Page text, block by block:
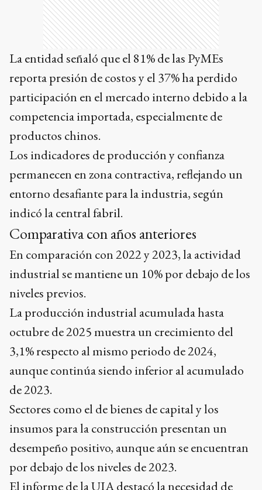
La entidad señaló que el 81% de las PyMEs
reporta presión de costos y el 37% ha perdido
participación en el mercado interno debido a la
competencia importada, especialmente de
productos chinos. ​
Los indicadores de producción y confianza
permanecen en zona contractiva, reflejando un
entorno desafiante para la industria, según
indicó la central fabril.
Comparativa con años anteriores ​
En comparación con 2022 y 2023, la actividad
industrial se mantiene un 10% por debajo de los
niveles previos. ​
La producción industrial acumulada hasta
octubre de 2025 muestra un crecimiento del
3,1% respecto al mismo periodo de 2024,
aunque continúa siendo inferior al acumulado
de 2023. ​
Sectores como el de bienes de capital y los
insumos para la construcción presentan un
desempeño positivo, aunque aún se encuentran
por debajo de los niveles de 2023.
El informe de la UIA destacó la necesidad de